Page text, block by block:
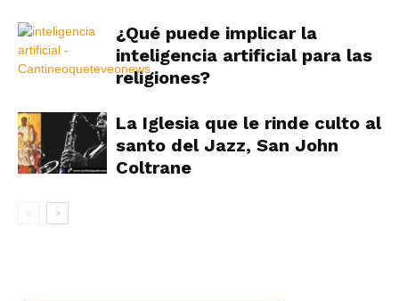
¿Qué puede implicar la
inteligencia artificial para las
religiones?
La Iglesia que le rinde culto al
santo del Jazz, San John
Coltrane